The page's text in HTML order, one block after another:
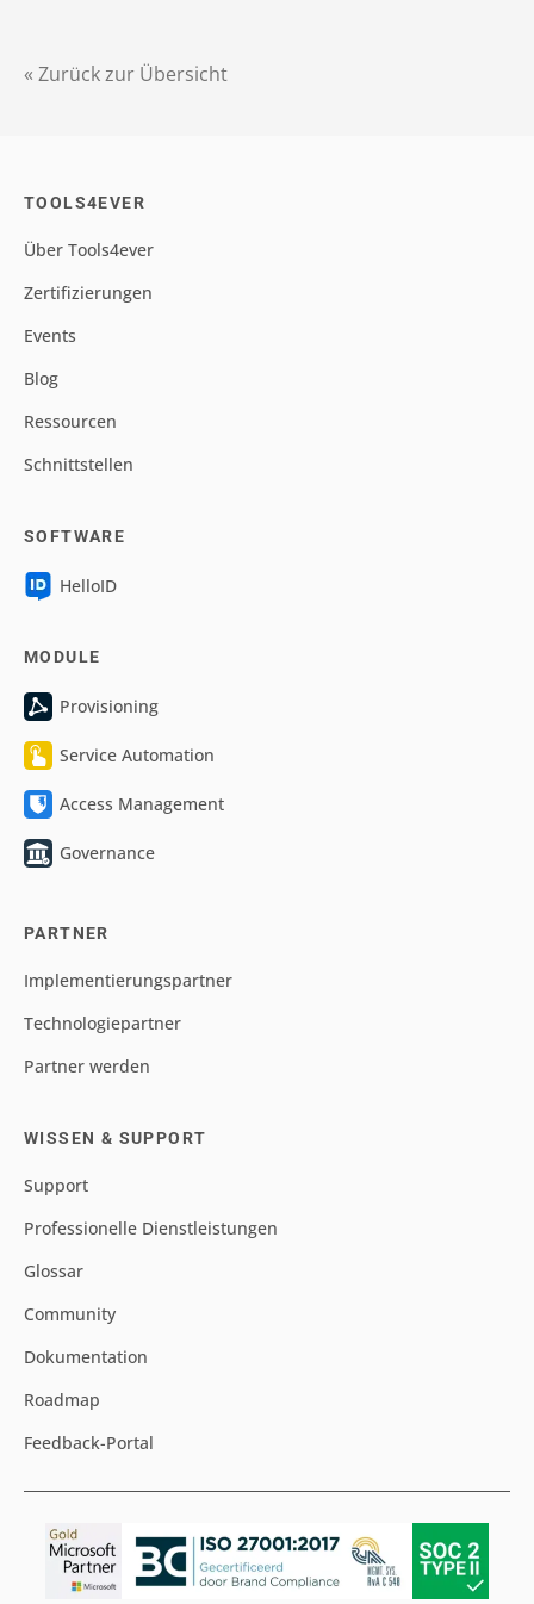
« Zurück zur Übersicht
TOOLS4EVER
Über Tools4ever
Zertifizierungen
Events
Blog
Ressourcen
Schnittstellen
SOFTWARE
HelloID
MODULE
Provisioning
Service Automation
Access Management
Governance
PARTNER
Implementierungspartner
Technologiepartner
Partner werden
WISSEN & SUPPORT
Support
Professionelle Dienstleistungen
Glossar
Community
Dokumentation
Roadmap
Feedback-Portal